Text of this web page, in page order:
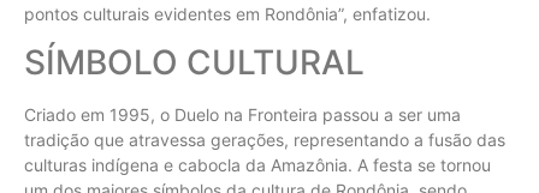
pontos culturais evidentes em Rondônia”, enfatizou.
SÍMBOLO CULTURAL
Criado em 1995, o Duelo na Fronteira passou a ser uma
tradição que atravessa gerações, representando a fusão das
culturas indígena e cabocla da Amazônia. A festa se tornou